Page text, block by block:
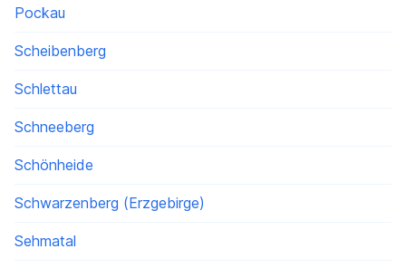
Pockau
Scheibenberg
Schlettau
Schneeberg
Schönheide
Schwarzenberg (Erzgebirge)
Sehmatal